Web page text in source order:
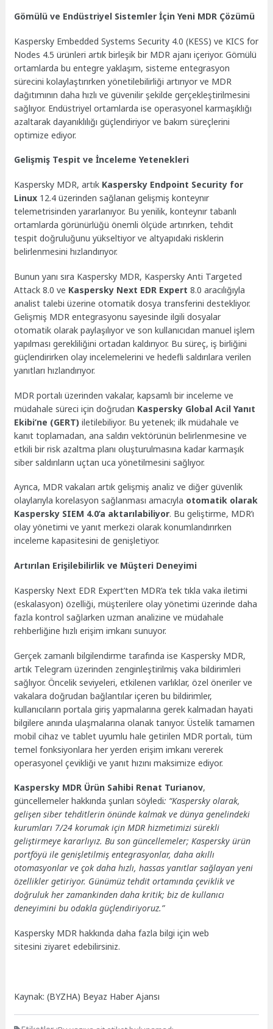
Gömülü ve Endüstriyel Sistemler İçin Yeni MDR Çözümü
Kaspersky Embedded Systems Security 4.0 (KESS) ve KICS for
Nodes 4.5 ürünleri artık birleşik bir MDR ajanı içeriyor. Gömülü
ortamlarda bu entegre yaklaşım, sisteme entegrasyon
sürecini kolaylaştırırken yönetilebilirliği artırıyor ve MDR
dağıtımının daha hızlı ve güvenilir şekilde gerçekleştirilmesini
sağlıyor. Endüstriyel ortamlarda ise operasyonel karmaşıklığı
azaltarak dayanıklılığı güçlendiriyor ve bakım süreçlerini
optimize ediyor.
Gelişmiş Tespit ve İnceleme Yetenekleri
Kaspersky MDR, artık Kaspersky Endpoint Security for
Linux 12.4 üzerinden sağlanan gelişmiş konteynır
telemetrisinden yararlanıyor. Bu yenilik, konteynır tabanlı
ortamlarda görünürlüğü önemli ölçüde artırırken, tehdit
tespit doğruluğunu yükseltiyor ve altyapıdaki risklerin
belirlenmesini hızlandırıyor.
Bunun yanı sıra Kaspersky MDR, Kaspersky Anti Targeted
Attack 8.0 ve Kaspersky Next EDR Expert 8.0 aracılığıyla
analist talebi üzerine otomatik dosya transferini destekliyor.
Gelişmiş MDR entegrasyonu sayesinde ilgili dosyalar
otomatik olarak paylaşılıyor ve son kullanıcıdan manuel işlem
yapılması gerekliliğini ortadan kaldırıyor. Bu süreç, iş birliğini
güçlendirirken olay incelemelerini ve hedefli saldırılara verilen
yanıtları hızlandırıyor.
MDR portalı üzerinden vakalar, kapsamlı bir inceleme ve
müdahale süreci için doğrudan Kaspersky Global Acil Yanıt
Ekibi’ne (GERT) iletilebiliyor. Bu yetenek; ilk müdahale ve
kanıt toplamadan, ana saldırı vektörünün belirlenmesine ve
etkili bir risk azaltma planı oluşturulmasına kadar karmaşık
siber saldırıların uçtan uca yönetilmesini sağlıyor.
Ayrıca, MDR vakaları artık gelişmiş analiz ve diğer güvenlik
olaylarıyla korelasyon sağlanması amacıyla otomatik olarak
Kaspersky SIEM 4.0’a aktarılabiliyor. Bu geliştirme, MDR’ı
olay yönetimi ve yanıt merkezi olarak konumlandırırken
inceleme kapasitesini de genişletiyor.
Artırılan Erişilebilirlik ve Müşteri Deneyimi
Kaspersky Next EDR Expert’ten MDR’a tek tıkla vaka iletimi
(eskalasyon) özelliği, müşterilere olay yönetimi üzerinde daha
fazla kontrol sağlarken uzman analizine ve müdahale
rehberliğine hızlı erişim imkanı sunuyor.
Gerçek zamanlı bilgilendirme tarafında ise Kaspersky MDR,
artık Telegram üzerinden zenginleştirilmiş vaka bildirimleri
sağlıyor. Öncelik seviyeleri, etkilenen varlıklar, özel öneriler ve
vakalara doğrudan bağlantılar içeren bu bildirimler,
kullanıcıların portala giriş yapmalarına gerek kalmadan hayati
bilgilere anında ulaşmalarına olanak tanıyor. Üstelik tamamen
mobil cihaz ve tablet uyumlu hale getirilen MDR portalı, tüm
temel fonksiyonlara her yerden erişim imkanı vererek
operasyonel çevikliği ve yanıt hızını maksimize ediyor.
Kaspersky MDR Ürün Sahibi Renat Turianov,
güncellemeler hakkında şunları söyledi: “Kaspersky olarak,
gelişen siber tehditlerin önünde kalmak ve dünya genelindeki
kurumları 7/24 korumak için MDR hizmetimizi sürekli
geliştirmeye kararlıyız. Bu son güncellemeler; Kaspersky ürün
portföyü ile genişletilmiş entegrasyonlar, daha akıllı
otomasyonlar ve çok daha hızlı, hassas yanıtlar sağlayan yeni
özellikler getiriyor. Günümüz tehdit ortamında çeviklik ve
doğruluk her zamankinden daha kritik; biz de kullanıcı
deneyimini bu odakla güçlendiriyoruz.”
Kaspersky MDR hakkında daha fazla bilgi için web
sitesini ziyaret edebilirsiniz.
Kaynak: (BYZHA) Beyaz Haber Ajansı